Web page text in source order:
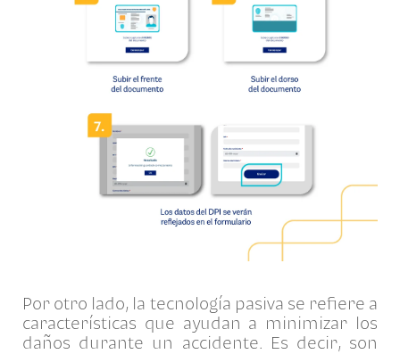
Por otro lado, la tecnología pasiva se refiere a
características que ayudan a minimizar los
daños durante un accidente. Es decir, son